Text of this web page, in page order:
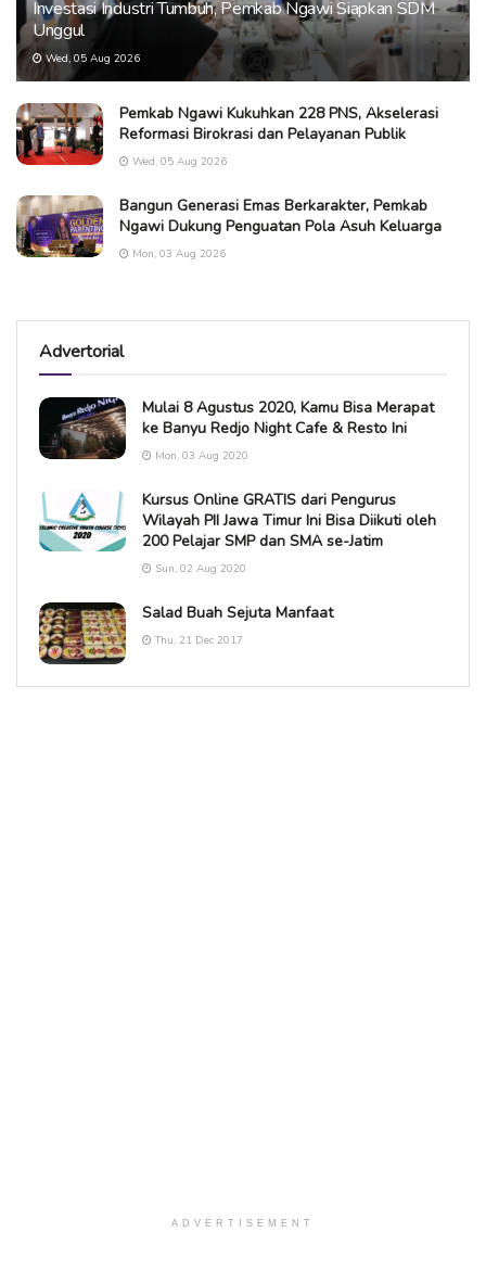
Investasi Industri Tumbuh, Pemkab Ngawi Siapkan SDM
Unggul
Wed, 05 Aug 2026
Pemkab Ngawi Kukuhkan 228 PNS, Akselerasi
Reformasi Birokrasi dan Pelayanan Publik
Wed, 05 Aug 2026
Bangun Generasi Emas Berkarakter, Pemkab
Ngawi Dukung Penguatan Pola Asuh Keluarga
Mon, 03 Aug 2026
Advertorial
Mulai 8 Agustus 2020, Kamu Bisa Merapat
ke Banyu Redjo Night Cafe & Resto Ini
Mon, 03 Aug 2020
Kursus Online GRATIS dari Pengurus
Wilayah PII Jawa Timur Ini Bisa Diikuti oleh
200 Pelajar SMP dan SMA se-Jatim
Sun, 02 Aug 2020
Salad Buah Sejuta Manfaat
Thu, 21 Dec 2017
ADVERTISEMENT